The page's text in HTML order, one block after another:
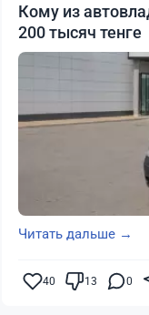
Кому из
200 тысяч тенге
Читать дальше →
40 13 0